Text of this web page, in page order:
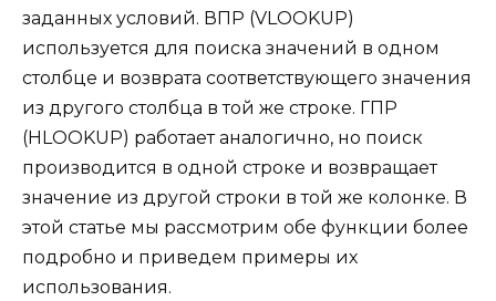
заданных условий. ВПР (VLOOKUP)
используется для поиска значений в одном
столбце и возврата соответствующего значения
из другого столбца в той же строке. ГПР
(HLOOKUP) работает аналогично, но поиск
производится в одной строке и возвращает
значение из другой строки в той же колонке. В
этой статье мы рассмотрим обе функции более
подробно и приведем примеры их
использования.